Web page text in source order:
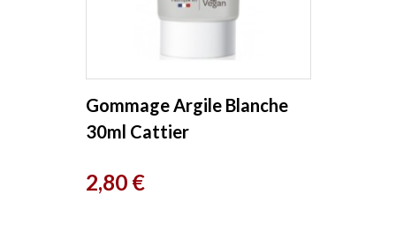
Gommage Argile Blanche
30ml Cattier
Prix
2,80 €